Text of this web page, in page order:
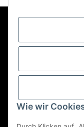
Wie wir
Informationen
Mehr über